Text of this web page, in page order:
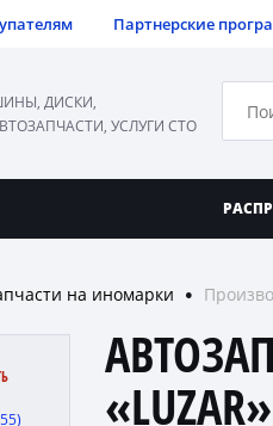
Партнерские
ДИСКИ,
УСЛУГИ СТО
на иномарки ●
«LUZAR»